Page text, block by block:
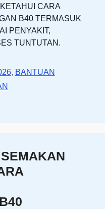
CARA
B40 TERMASUK
PENYAKIT,
TUNTUTAN.
, BANTUAN